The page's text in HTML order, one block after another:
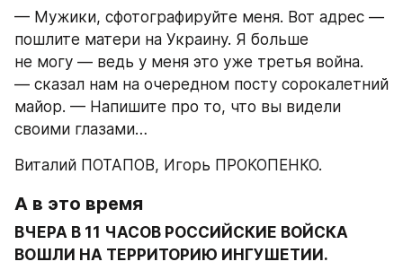
— Мужики, сфотографируйте меня. Вот адрес —
пошлите матери на Украину. Я больше
не могу — ведь у меня это уже третья война.
— сказал нам на очередном посту сорокалетний
майор. — Напишите про то, что вы видели
своими глазами…
Виталий ПОТАПОВ, Игорь ПРОКОПЕНКО.
А в это время
ВЧЕРА В 11 ЧАСОВ РОССИЙСКИЕ ВОЙСКА
ВОШЛИ НА ТЕРРИТОРИЮ ИНГУШЕТИИ.